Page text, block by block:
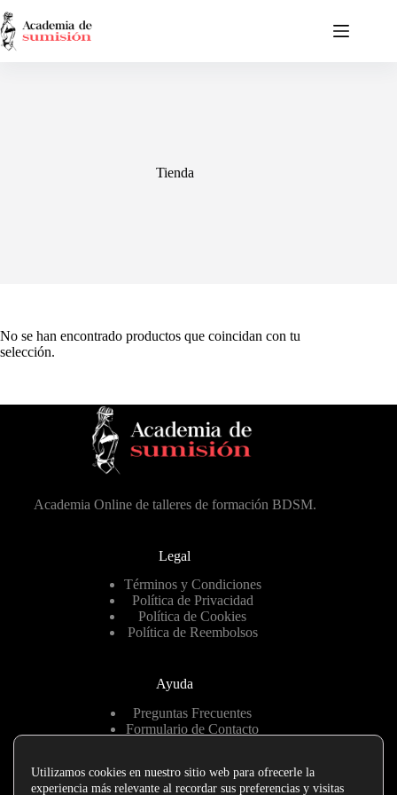
al
contenido
Tienda
No se han encontrado productos que coincidan con tu
selección.
Academia Online de talleres de formación BDSM.
Legal
Términos y Condiciones
Política de Privacidad
Política de Cookies
Política de Reembolsos
Ayuda
Preguntas Frecuentes
Formulario de Contacto
Utilizamos cookies en nuestro sitio web para ofrecerle la
experiencia más relevante al recordar sus preferencias y visitas